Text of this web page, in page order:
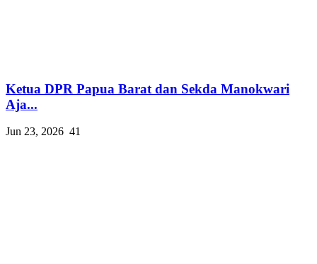
Ketua DPR Papua Barat dan Sekda Manokwari
Aja...
Jun 23, 2026 41